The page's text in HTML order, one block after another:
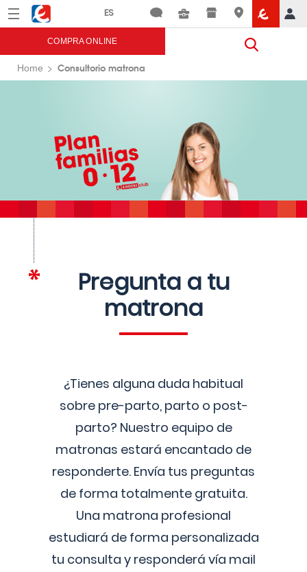
Menú Eroski
COMPRA ONLINE
Home Consultorio matrona
Pregunta a tu
matrona
¿Tienes alguna duda habitual
sobre pre-parto, parto o post-
parto? Nuestro equipo de
matronas estará encantado de
responderte. Envía tus preguntas
de forma totalmente gratuita.
Una matrona profesional
estudiará de forma personalizada
tu consulta y responderá vía mail